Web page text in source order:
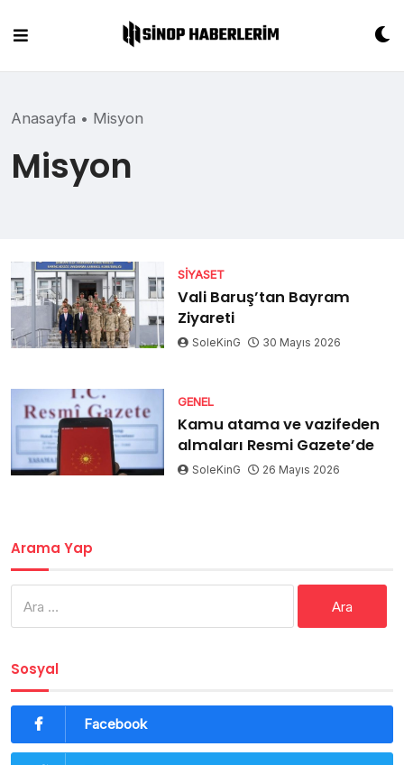
content
Anasayfa • Misyon
Misyon
SIYASET
Vali Baruş’tan Bayram
Ziyareti
SoleKinG 30 Mayıs 2026
GENEL
Kamu atama ve vazifeden
almaları Resmi Gazete’de
SoleKinG 26 Mayıs 2026
Arama Yap
Sosyal
Facebook